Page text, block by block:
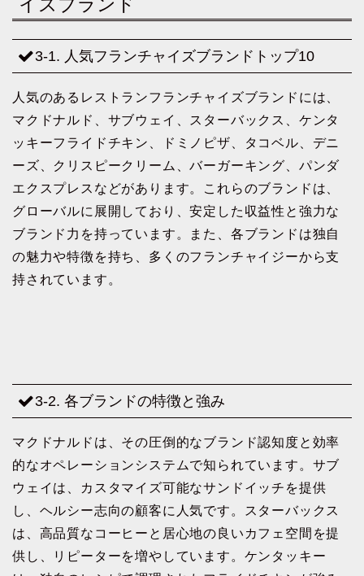
3-1. 人気フランチャイズブランドトップ10
人気のあるレストランフランチャイズブランドには、
マクドナルド、サブウェイ、スターバックス、ケンタ
ッキーフライドチキン、ドミノピザ、タコベル、デニ
ーズ、クリスピークリーム、バーガーキング、パンダ
エクスプレスなどがあります。これらのブランドは、
グローバルに展開しており、安定した収益性と強力な
ブランド力を持っています。また、各ブランドは独自
の魅力や特徴を持ち、多くのフランチャイジーから支
持されています。
3-2. 各ブランドの特徴と強み
マクドナルドは、その圧倒的なブランド認知度と効率
的なオペレーションシステムで知られています。サブ
ウェイは、カスタマイズ可能なサンドイッチを提供
し、ヘルシー志向の顧客に人気です。スターバックス
は、高品質なコーヒーと居心地の良いカフェ空間を提
供し、リピーターを増やしています。ケンタッキー